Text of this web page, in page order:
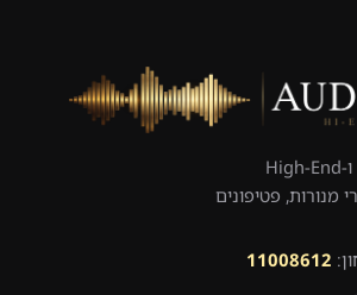
יבואן רשמי למותגי Hi-Fi ו-High-End
מנורות, פטיפונים
11008612